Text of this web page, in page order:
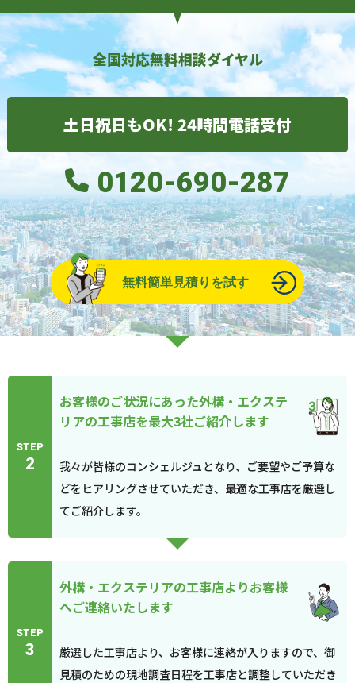
全国対応無料相談ダイヤル
土日祝日もOK! 24時間電話受付
0120-690-287
無料簡単見積りを試す
STEP
2
お客様のご状況にあった外構・エクステ
リアの工事店を最大3社ご紹介します
我々が皆様のコンシェルジュとなり、ご要望やご予算な
どをヒアリングさせていただき、最適な工事店を厳選し
てご紹介します。
STEP
3
外構・エクステリアの工事店よりお客様
へご連絡いたします
厳選した工事店より、お客様に連絡が入りますので、御
見積のための現地調査日程を工事店と調整していただき